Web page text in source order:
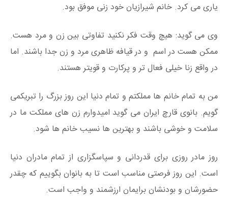
یاری می کرد. خانم شیرازیان خود زنی موفق بود.
وی می گوید: هیچ وقت فکر نکنید تفاوتی بین زن و مرد هست.
ممکن هست در اسم و در قیافه ظاهری مرد و زن جدا باشند. اما
در واقع زنا خیلی فعال تر و پرکارت و قویتر هستند.
من به تمام خانم ها مملکتم و تمام دنیا این روز بزرگ را تبریکمی
گویم. بانوی قارچ ایران می گوید امیدوارم زن های مملکت ما در
سلامت و خوشی باشند و بهترین ها نسیب خانم ها شود.
روز مادر روزی برای قدردانی و سپاسگزاری از تمام مادران دنیا
است. این روز فرصتی مناسب است تا به بانوان بگوییم که چقدر
حضورشان و بودنشان برایمان ارزشمند و واجب است.